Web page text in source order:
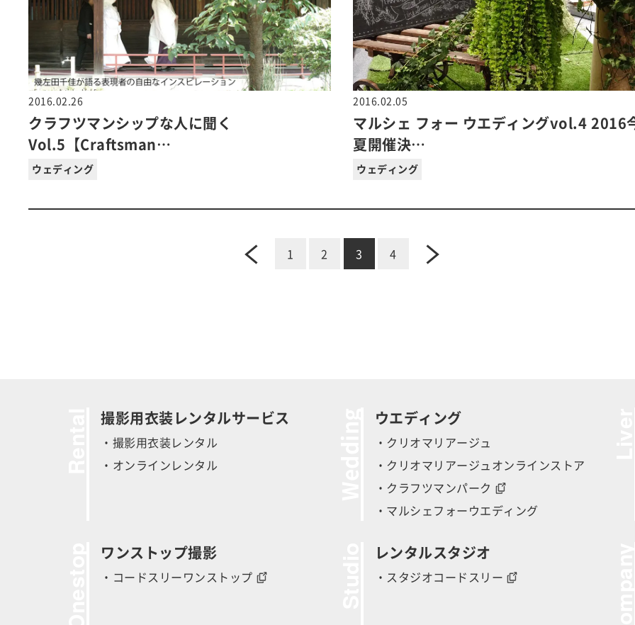
2016.02.26
クラフツマンシップな人に聞く
Vol.5【Craftsman…
ウェディング
2016.02.05
マルシェ フォー ウエディングvol.4 2016
夏開催決…
ウェディング
prev 1 2 3 4 next
撮影用衣装レンタルサービス
・撮影用衣装レンタル
・オンラインレンタル
ウエディング
・クリオマリアージュ
・クリオマリアージュオンラインストア
・クラフツマンパーク
・マルシェフォーウエディング
ワンストップ撮影
・コードスリーワンストップ
レンタルスタジオ
・スタジオコードスリー